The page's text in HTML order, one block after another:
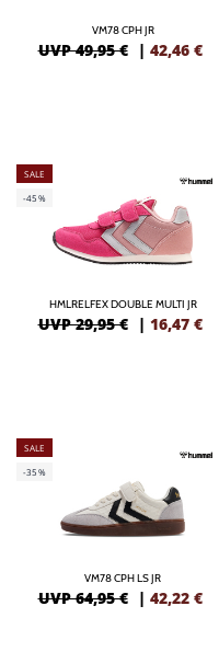
VM78 CPH JR
UVP 49,95 € | 42,46 €
SALE
-45%
HMLRELFEX DOUBLE MULTI JR
UVP 29,95 € | 16,47 €
SALE
-35%
VM78 CPH LS JR
UVP 64,95 € | 42,22 €